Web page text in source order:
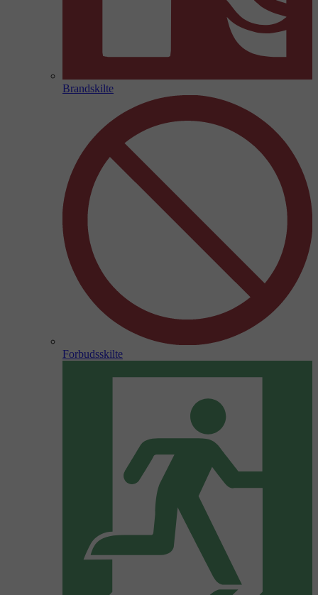
Brandskilte
Forbudsskilte